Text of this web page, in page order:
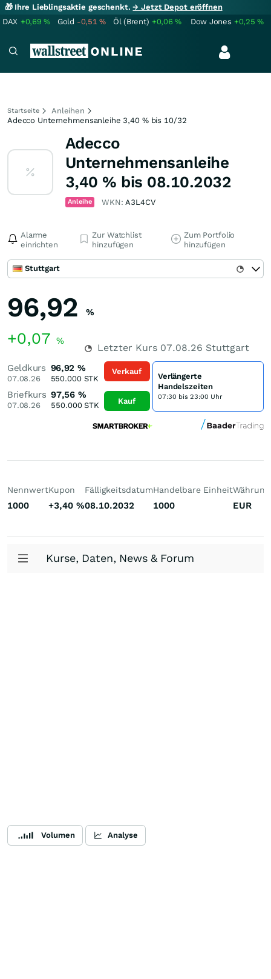
🎁 Ihre Lieblingsaktie geschenkt.→ Jetzt Depot eröffnen
DAX +0,69% Gold -0,51% Öl (Brent) +0,06% Dow Jones +0,25%
Startseite
Anleihen
Adecco Unternehmensanleihe 3,40 % bis 10/32
Adecco
Unternehmensanleihe
3,40 % bis 08.10.2032
Anleihe WKN:A3L4CV
Alarme
einrichten
Zur Watchlist
hinzufügen
Zum Portfolio
hinzufügen
Stuttgart
96,92 %
+0,07 %
Letzter Kurs 07.08.26 Stuttgart
Geldkurs
07.08.26
96,92 %
550.000STK
Briefkurs
07.08.26
97,56 %
550.000STK
Verkauf
Kauf
Verlängerte
Handelszeiten
07:30 bis 23:00 Uhr
Nennwert
1000
Kupon
+3,40 %
Fälligkeitsdatum
08.10.2032
Handelbare Einheit
1000
Währung
EUR
Kurse, Daten, News & Forum
Volumen Analyse